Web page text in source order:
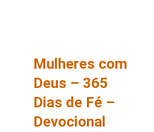
Mulheres com
Deus – 365
Dias de Fé –
Devocional